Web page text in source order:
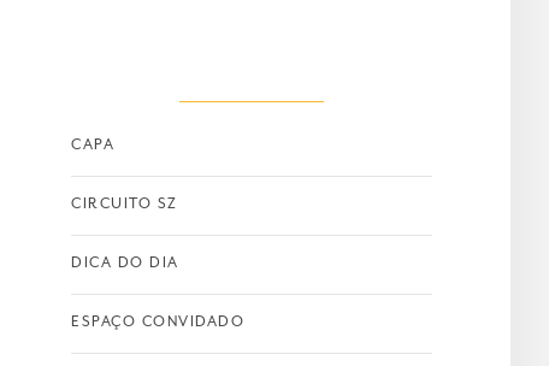
CAPA
CIRCUITO SZ
DICA DO DIA
ESPAÇO CONVIDADO